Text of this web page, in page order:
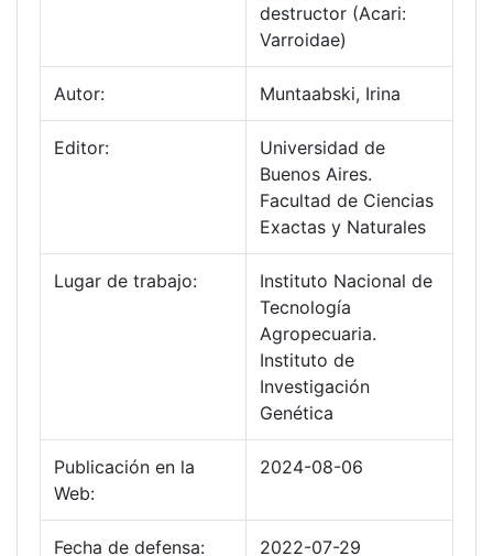
destructor (Acari:
Varroidae)
Autor: Muntaabski, Irina
Editor:
Universidad de
Buenos Aires.
Facultad de Ciencias
Exactas y Naturales
Lugar de trabajo:
Instituto Nacional de
Tecnología
Agropecuaria.
Instituto de
Investigación
Genética
Publicación en la
Web:
2024-08-06
Fecha de defensa: 2022-07-29